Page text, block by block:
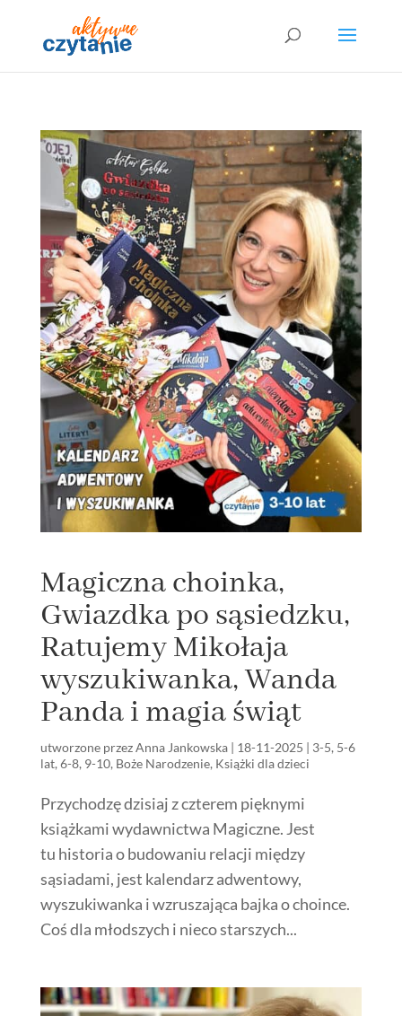
Magiczna choinka,
Gwiazdka po sąsiedzku,
Ratujemy Mikołaja
wyszukiwanka, Wanda
Panda i magia świąt
utworzone przezAnna Jankowska| 18-11-2025 | 3-5, 5-6
lat, 6-8, 9-10, Boże Narodzenie, Książki dla dzieci
Przychodzę dzisiaj z czterem pięknymi
książkami wydawnictwa Magiczne. Jest
tu historia o budowaniu relacji między
sąsiadami, jest kalendarz adwentowy,
wyszukiwanka i wzruszająca bajka o choince.
Coś dla młodszych i nieco starszych...